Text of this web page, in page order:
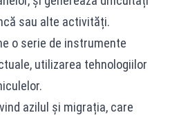
sau alte activități.
o serie de instrumente
utilizarea tehnologiilor
azilul și migrația, care